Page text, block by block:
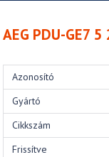
AEG PDU-GE7 5
Azonosító
Gyártó
Cikkszám
Frissítve